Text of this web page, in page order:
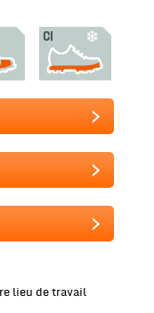
lieu de travail